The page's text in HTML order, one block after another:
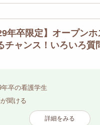
年卒限定】オープン
チャンス！いろいろ質
卒の看護学生
聞ける
詳細をみる